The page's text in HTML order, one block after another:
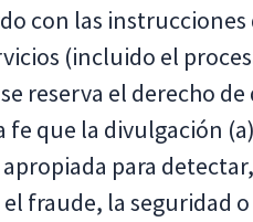
con las
(incluido el
reserva el derecho de
que la divulgación
para
fraude, la seguridad